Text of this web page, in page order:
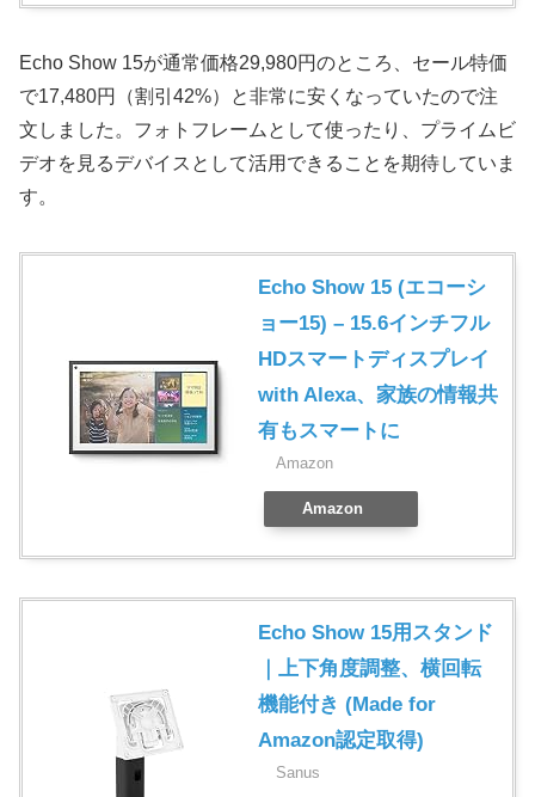
Echo Show 15が通常価格29,980円のところ、セール特価
で17,480円（割引42%）と非常に安くなっていたので注
文しました。フォトフレームとして使ったり、プライムビ
デオを見るデバイスとして活用できることを期待していま
す。
Echo Show 15 (エコーシ
ョー15) – 15.6インチフル
HDスマートディスプレイ
with Alexa、家族の情報共
有もスマートに
Amazon
Amazon
Echo Show 15用スタンド
｜上下角度調整、横回転
機能付き (Made for
Amazon認定取得)
Sanus